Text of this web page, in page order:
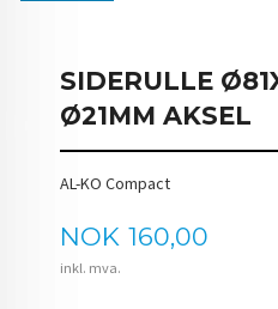
SIDERULLE
Ø21MM AKSEL
AL-KO Compact
Pris
NOK 160,00
inkl. mva.